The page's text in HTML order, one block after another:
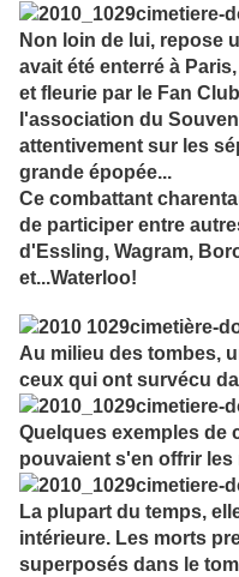
Non loin de lui, repose
avait été enterré à
et fleurie par le Fan
l'association du
attentivement sur les
grande épopée...
Ce combattant
de participer entre
d'Essling, Wagram,
et...Waterloo!
Au milieu des tombes,
ceux qui ont survécu
Quelques exemples de
pouvaient s'en offrir
La plupart du temps,
intérieure. Les morts
superposés dans le